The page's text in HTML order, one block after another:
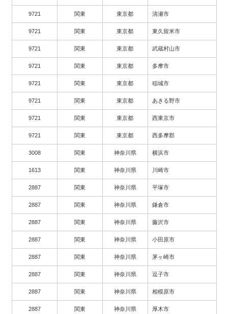
9721 関東 東京都 清瀬市
9721 関東 東京都 東久留米市
9721 関東 東京都 武蔵村山市
9721 関東 東京都 多摩市
9721 関東 東京都 稲城市
9721 関東 東京都 あきる野市
9721 関東 東京都 西東京市
9721 関東 東京都 西多摩郡
3008 関東 神奈川県 横浜市
1613 関東 神奈川県 川崎市
2887 関東 神奈川県 平塚市
2887 関東 神奈川県 鎌倉市
2887 関東 神奈川県 藤沢市
2887 関東 神奈川県 小田原市
2887 関東 神奈川県 茅ヶ崎市
2887 関東 神奈川県 逗子市
2887 関東 神奈川県 相模原市
2887 関東 神奈川県 厚木市